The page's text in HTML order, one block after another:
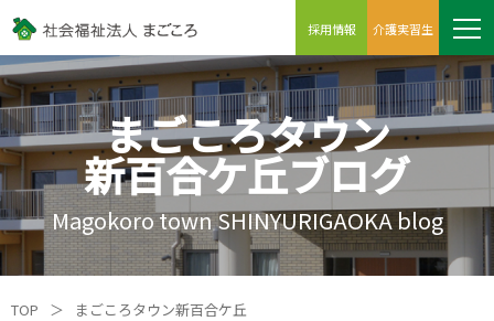
採用情報 介護実習生
まごころタウン
新百合ケ丘ブログ
Magokoro town SHINYURIGAOKA blog
TOP ＞
まごころタウン新百合ケ丘